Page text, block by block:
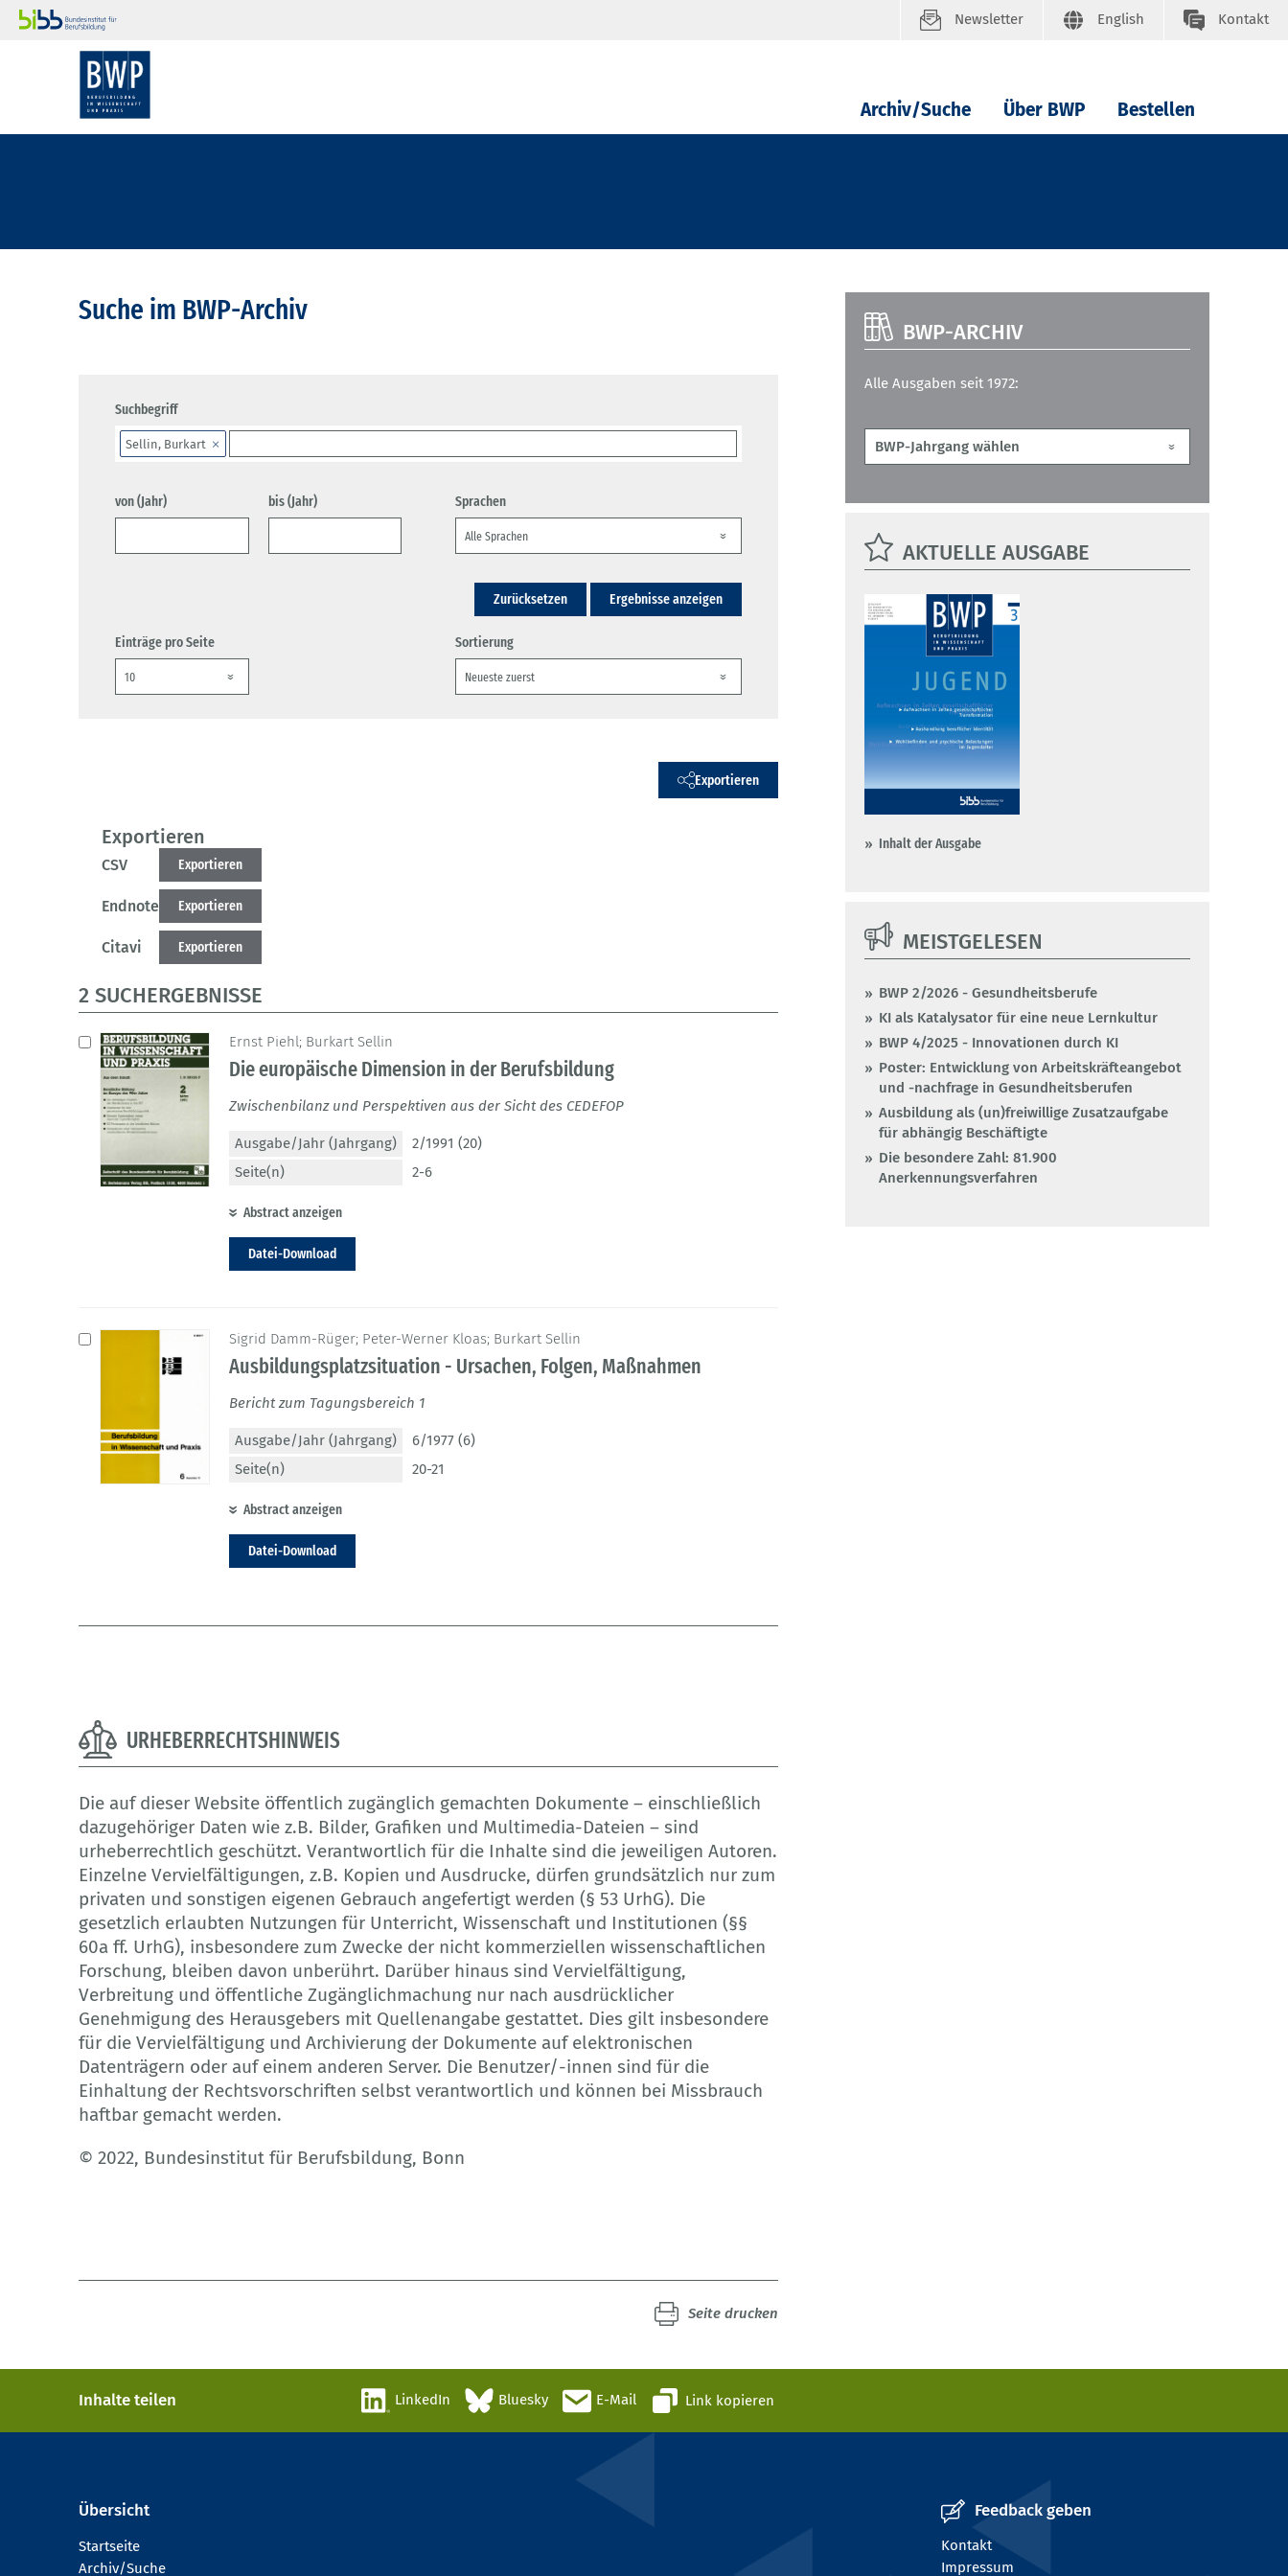
Newsletter English Kontakt
Archiv/Suche Über BWP Bestellen
Suche im BWP-Archiv
Suchbegriff
Sellin, Burkart
von (Jahr) bis (Jahr) Sprachen
Zurücksetzen Ergebnisse anzeigen
Einträge pro Seite Sortierung
Exportieren
Exportieren
CSV Exportieren
Endnote Exportieren
Citavi Exportieren
2 SUCHERGEBNISSE
Ernst Piehl; Burkart Sellin
Die europäische Dimension in der Berufsbildung
Zwischenbilanz und Perspektiven aus der Sicht des CEDEFOP
Ausgabe/Jahr (Jahrgang)
2/1991 (20)
Seite(n)
2-6
Abstract anzeigen
Datei-Download
Sigrid Damm-Rüger; Peter-Werner Kloas; Burkart Sellin
Ausbildungsplatzsituation - Ursachen, Folgen, Maßnahmen
Bericht zum Tagungsbereich 1
Ausgabe/Jahr (Jahrgang)
6/1977 (6)
Seite(n)
20-21
Abstract anzeigen
Datei-Download
URHEBERRECHTSHINWEIS
Die auf dieser Website öffentlich zugänglich gemachten Dokumente – einschließlich
dazugehöriger Daten wie z.B. Bilder, Grafiken und Multimedia-Dateien – sind
urheberrechtlich geschützt. Verantwortlich für die Inhalte sind die jeweiligen Autoren.
Einzelne Vervielfältigungen, z.B. Kopien und Ausdrucke, dürfen grundsätzlich nur zum
privaten und sonstigen eigenen Gebrauch angefertigt werden (§ 53 UrhG). Die
gesetzlich erlaubten Nutzungen für Unterricht, Wissenschaft und Institutionen (§§
60a ff. UrhG), insbesondere zum Zwecke der nicht kommerziellen wissenschaftlichen
Forschung, bleiben davon unberührt. Darüber hinaus sind Vervielfältigung,
Verbreitung und öffentliche Zugänglichmachung nur nach ausdrücklicher
Genehmigung des Herausgebers mit Quellenangabe gestattet. Dies gilt insbesondere
für die Vervielfältigung und Archivierung der Dokumente auf elektronischen
Datenträgern oder auf einem anderen Server. Die Benutzer/-innen sind für die
Einhaltung der Rechtsvorschriften selbst verantwortlich und können bei Missbrauch
haftbar gemacht werden.
© 2022, Bundesinstitut für Berufsbildung, Bonn
Seite drucken
BWP-ARCHIV
Alle Ausgaben seit 1972:
AKTUELLE AUSGABE
Inhalt der Ausgabe
MEISTGELESEN
BWP 2/2026 - Gesundheitsberufe
KI als Katalysator für eine neue Lernkultur
BWP 4/2025 - Innovationen durch KI
Poster: Entwicklung von Arbeitskräfteangebot
und -nachfrage in Gesundheitsberufen
Ausbildung als (un)freiwillige Zusatzaufgabe
für abhängig Beschäftigte
Die besondere Zahl: 81.900
Anerkennungsverfahren
Inhalte teilen LinkedIn Bluesky E-Mail Link kopieren
Übersicht
Startseite
Archiv/Suche
Feedback geben
Kontakt
Impressum